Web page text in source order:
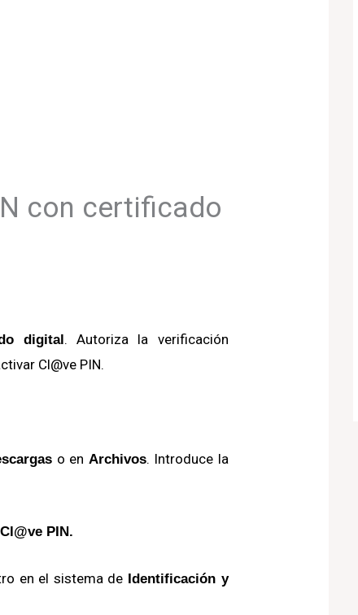
con certificado
digital.Autoriza la verificación
Cl@ve PIN.
o en Archivos. Introduce la
PIN.
en el sistema de Identificación y